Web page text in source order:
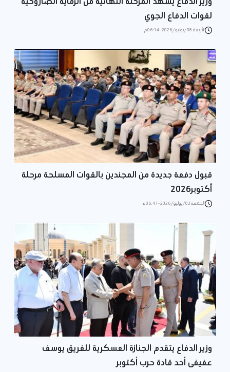
لقوات الدفاع الجوي
الأربعاء 08/يوليو/2026 - 06:14 م
قبول دفعة جديدة من المجندين بالقوات المسلحة مرحلة
أكتوبر2026
الجمعة 03/يوليو/2026 - 06:47 م
وزير الدفاع يتقدم الجنازة العسكرية للفريق يوسف
عفيفى أحد قادة حرب أكتوبر